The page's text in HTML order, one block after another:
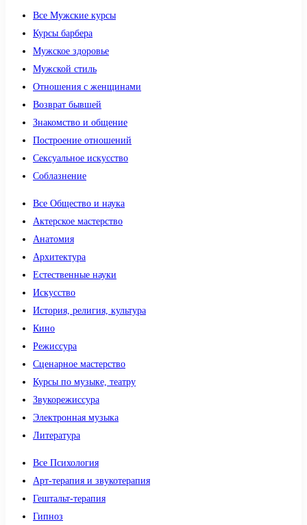
Все Мужские курсы
Курсы барбера
Мужское здоровье
Мужской стиль
Отношения с женщинами
Возврат бывшей
Знакомство и общение
Построение отношений
Сексуальное искусство
Соблазнение
Все Общество и наука
Актерское мастерство
Анатомия
Архитектура
Естественные науки
Искусство
История, религия, культура
Кино
Режиссура
Сценарное мастерство
Курсы по музыке, театру
Звукорежиссура
Электронная музыка
Литература
Все Психология
Арт-терапия и звукотерапия
Гештальт-терапия
Гипноз